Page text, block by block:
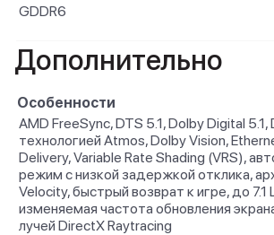
GDDR6
Дополнительно
Особенности
AMD FreeSync, DTS 5.1, Dolby Digital 5.1,
технологией Atmos, Dolby Vision,
Delivery, Variable Rate Shading (VRS),
режим с низкой задержкой отклика,
Velocity, быстрый возврат к игре, до 7.1
изменяемая частота обновления
лучей DirectX Raytracing